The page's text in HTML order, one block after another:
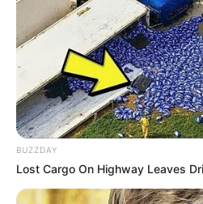
BUZZDAY
Lost Cargo On Highway Leaves